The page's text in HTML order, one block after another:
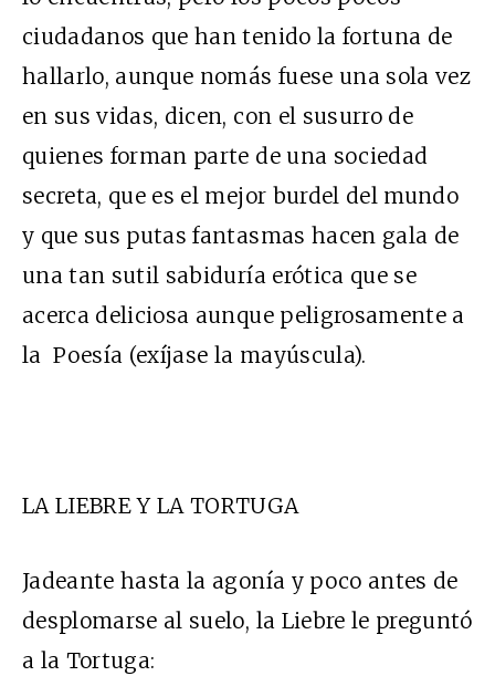
ciudadanos que han tenido la fortuna de
hallarlo, aunque nomás fuese una sola vez
en sus vidas, dicen, con el susurro de
quienes forman parte de una sociedad
secreta, que es el mejor burdel del mundo
y que sus putas fantasmas hacen gala de
una tan sutil sabiduría erótica que se
acerca deliciosa aunque peligrosamente a
la Poesía (exíjase la mayúscula).
LA LIEBRE Y LA TORTUGA
Jadeante hasta la agonía y poco antes de
desplomarse al suelo, la Liebre le preguntó
a la Tortuga: